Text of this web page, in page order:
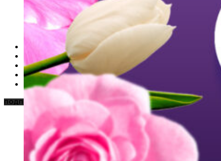
КАРАОКЕ ДЛЯ ДОМА
КАРАОКЕ ДЛЯ БИЗНЕСА
ПОДБОРКИ
ЦЕНЫ НА КАРАОКЕ
ПОДПИСАТЬСЯ